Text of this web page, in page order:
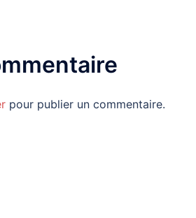
pour publier un commentaire.